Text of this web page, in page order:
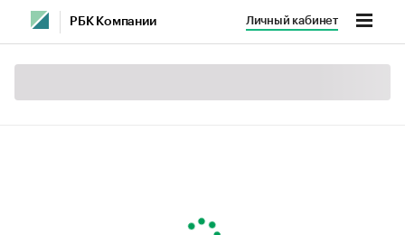
РБК Компании Личный кабинет